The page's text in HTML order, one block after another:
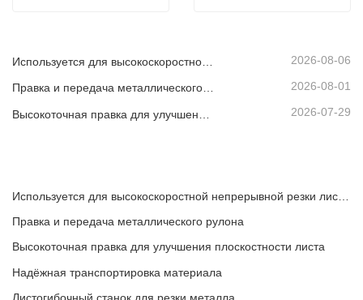
2026-08-06
Правка и передача металлического рулона 2026-08-01
2026-07-29
Правка и передача металлического рулона
Высокоточная правка для улучшения плоскостности листа
Надёжная транспортировка материала